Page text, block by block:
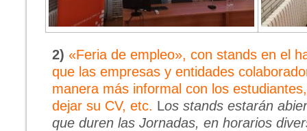
2) «Feria de empleo», con stands en el
que las empresas y entidades
manera más informal con los
dejar su CV, etc. Los stands estarán
que duren las Jornadas, en horarios